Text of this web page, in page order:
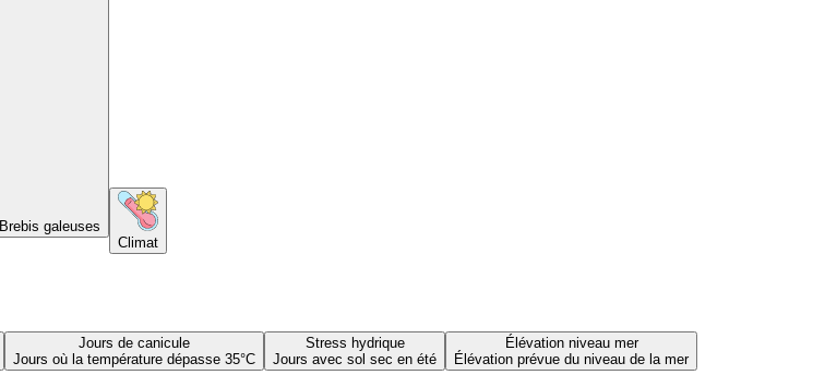
Brebis galeuses
Climat
Jours de canicule
Jours où la température dépasse 35°C
Stress hydrique
Jours avec sol sec en été
Élévation niveau mer
Élévation prévue du niveau de la mer